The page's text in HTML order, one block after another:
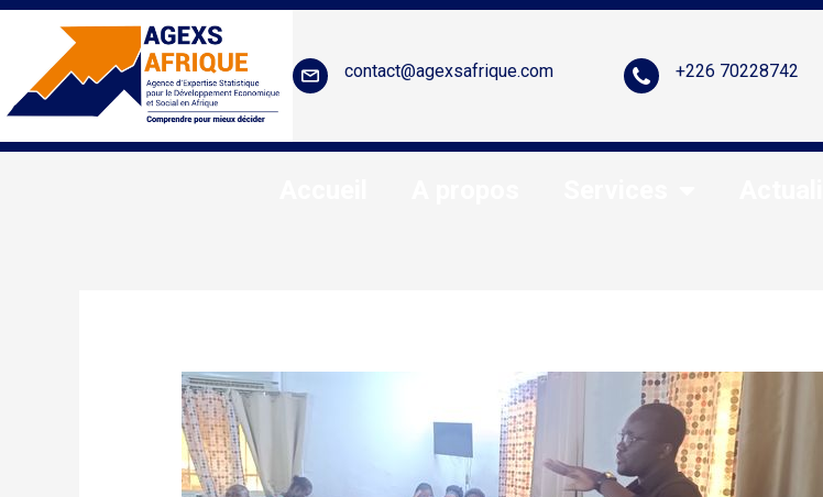
contact@agexsafrique.com +226 70228742